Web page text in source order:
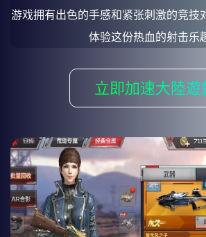
游戏拥有出色的手感和紧张刺激的竞技
体验这份热血的射击乐
立即加速大陸遊